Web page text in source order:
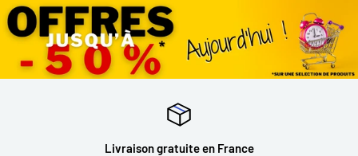
Satisfait ou remboursé